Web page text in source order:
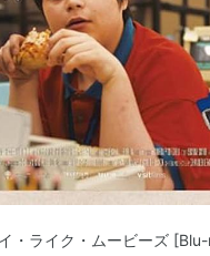
・ライク・ムービーズ